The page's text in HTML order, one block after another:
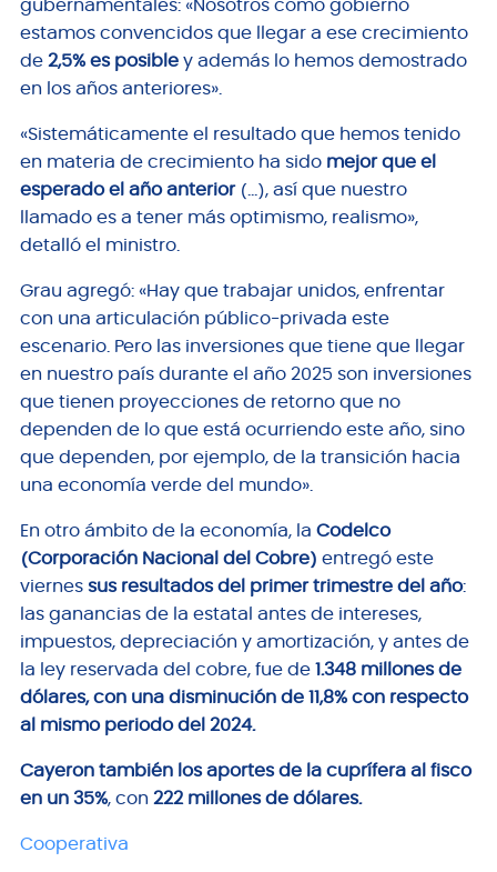
gubernamentales: «Nosotros como gobierno
estamos convencidos que llegar a ese crecimiento
de2,5% es posibley además lo hemos demostrado
en los años anteriores».
«Sistemáticamente el resultado que hemos tenido
en materia de crecimiento ha sido mejor que el
esperado el año anterior(…), así que nuestro
llamado es a tener más optimismo, realismo»,
detalló el ministro.
Grau agregó: «Hay que trabajar unidos, enfrentar
con una articulación público-privada este
escenario. Pero las inversiones que tiene que llegar
en nuestro país durante el año 2025 son inversiones
que tienen proyecciones de retorno que no
dependen de lo que está ocurriendo este año, sino
que dependen, por ejemplo, de la transición hacia
una economía verde del mundo».
En otro ámbito de la economía, la Codelco
(Corporación Nacional del Cobre) entregó este
viernessus resultados del primer trimestre del año:
las ganancias de la estatal antes de intereses,
impuestos, depreciación y amortización, y antes de
la ley reservada del cobre, fue de 1.348 millones de
dólares, con una disminución de 11,8% con respecto
al mismo periodo del 2024.
Cayeron también los aportes de la cuprífera al fisco
en un 35%, con 222 millones de dólares.
Cooperativa